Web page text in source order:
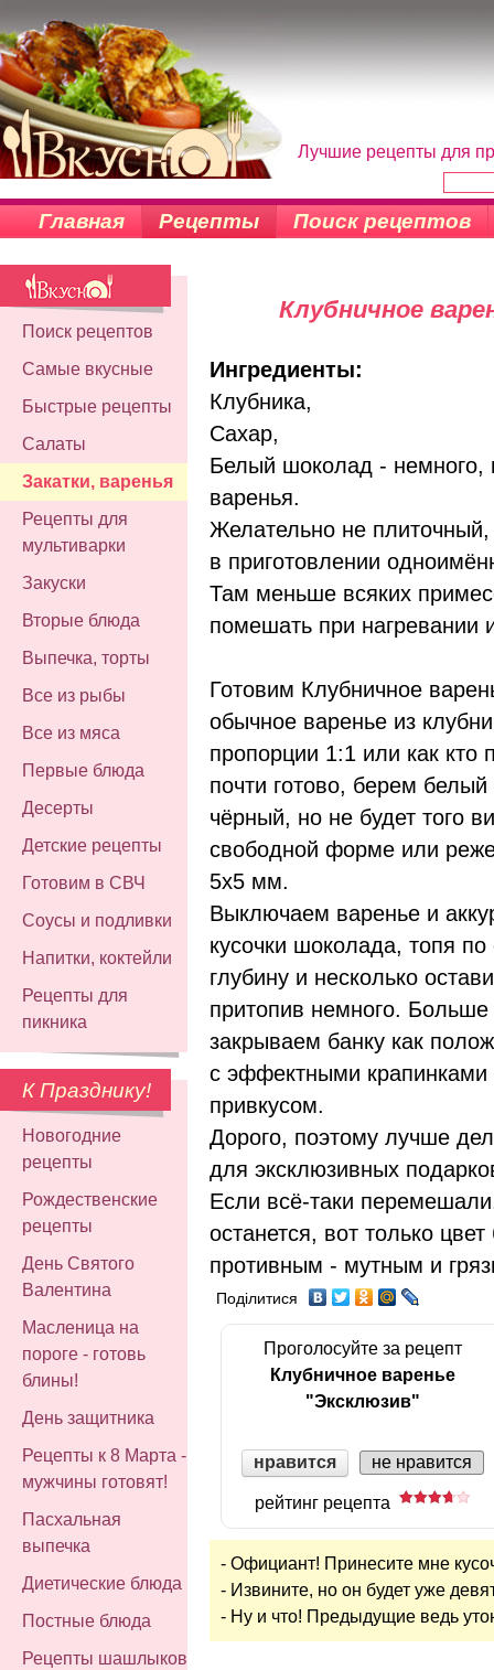
Лучшие рецепты для
Главная Рецепты Поиск рецептов
Поиск рецептов
Самые вкусные
Быстрые рецепты
Салаты
Закатки, варенья
Рецепты для
мультиварки
Закуски
Вторые блюда
Выпечка, торты
Все из рыбы
Все из мяса
Первые блюда
Десерты
Детские рецепты
Готовим в СВЧ
Соусы и подливки
Напитки, коктейли
Рецепты для
пикника
К Празднику!
Новогодние
рецепты
Рождественские
рецепты
День Святого
Валентина
Масленица на
пороге - готовь
блины!
День защитника
Рецепты к 8 Марта -
мужчины готовят!
Пасхальная
выпечка
Диетические блюда
Постные блюда
Рецепты шашлыков
Клубничное
Ингредиенты:
Клубника,
Сахар,
Белый шоколад - немного,
варенья.
Желательно не
в приготовлении
Там меньше всяких
помешать при нагревании
Готовим Клубничное
обычное варенье из
пропорции 1:1 или как кто
почти готово, берем
чёрный, но не будет того
свободной форме или
5х5 мм.
Выключаем варенье и
кусочки шоколада, топя
глубину и несколько
притопив немного.
закрываем банку как
с эффектными
привкусом.
Дорого, поэтому лучше
для эксклюзивных
Если всё-таки
останется, вот только
противным - мутным и
Поділитися
Проголосуйте за рецепт
Клубничное варенье
"Эксклюзив"
нравится не нравится
рейтинг рецепта
- Официант! Принесите мне
- Извините, но он будет уже
- Ну и что! Предыдущие ведь